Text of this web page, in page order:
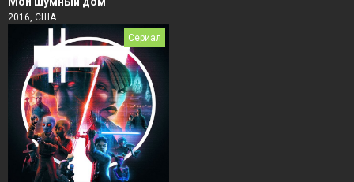
2016, США
Сериал